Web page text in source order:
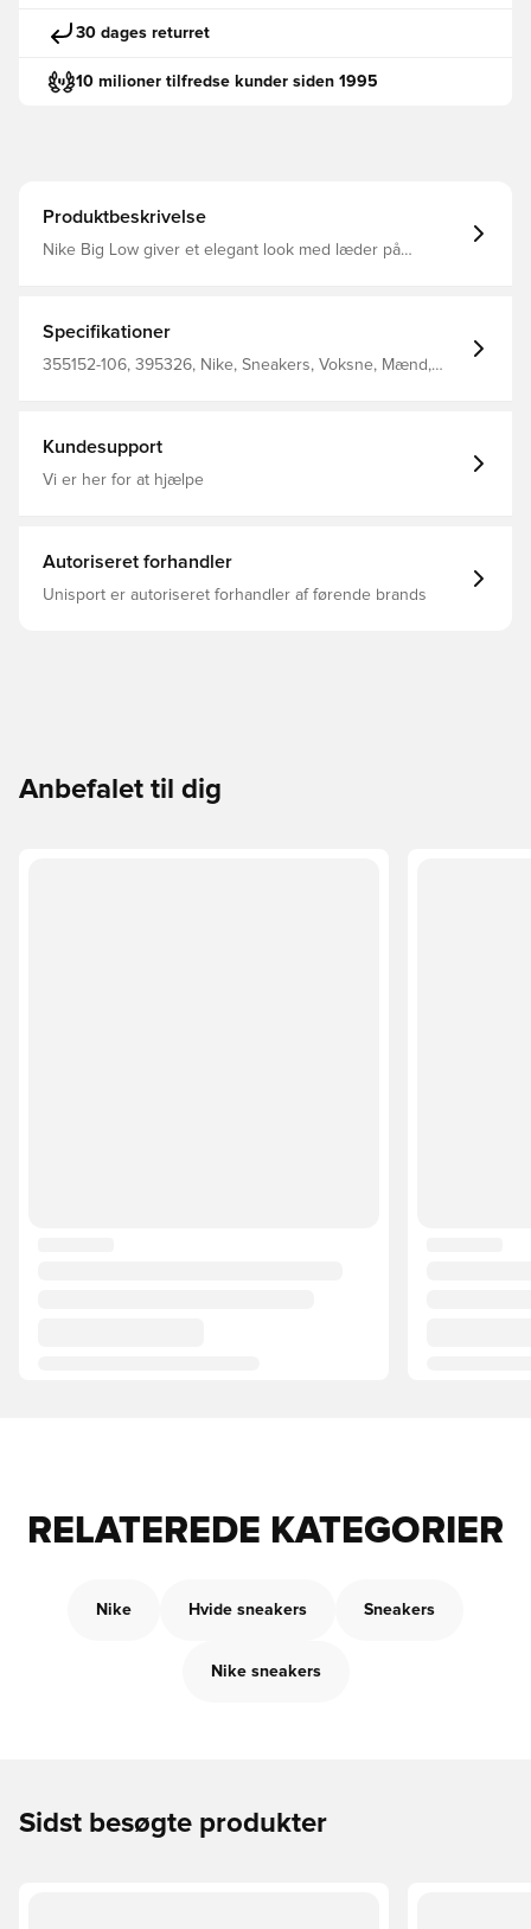
30 dages returret
10 milioner tilfredse kunder siden 1995
Produktbeskrivelse
Nike Big Low giver et elegant look med læder på
Specifikationer
355152-106, 395326, Nike, Sneakers, Voksne, Mænd,
Kundesupport
Vi er her for at hjælpe
Autoriseret forhandler
Unisport er autoriseret forhandler af førende brands
Anbefalet til dig
RELATEREDE KATEGORIER
Nike Hvide sneakers Sneakers
Nike sneakers
Sidst besøgte produkter